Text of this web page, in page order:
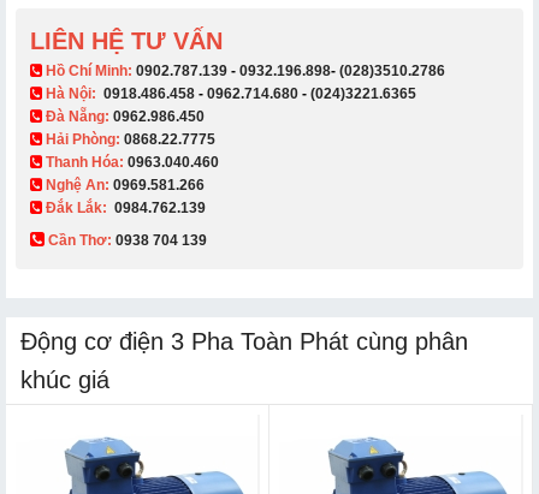
LIÊN HỆ TƯ VẤN
​ Hồ Chí Minh: 0902.787.139 - 0932.196.898- (028)3510.2786
Hà Nội: 0918.486.458 - 0962.714.680 - (024)3221.6365
Đà Nẵng: 0962.986.450
Hải Phòng: 0868.22.7775
Thanh Hóa: 0963.040.460
Nghệ An: 0969.581.266
Đắk Lắk: 0984.762.139
Cần Thơ: 0938 704 139​
Động cơ điện 3 Pha Toàn Phát cùng phân
khúc giá